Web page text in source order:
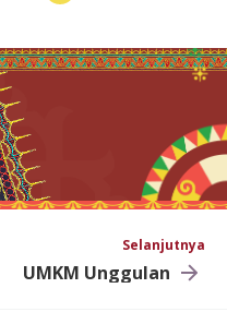
Selanjutnya
UMKM Unggulan